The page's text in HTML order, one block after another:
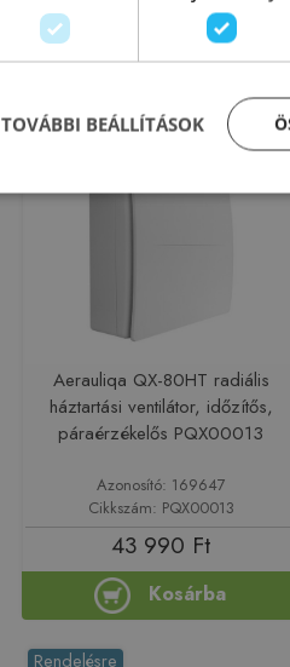
Rendelésre
Aerauliqa QX-80HT radiális
háztartási ventilátor, időzítős,
páraérzékelős PQX00013
Azonosító: 169647
Cikkszám: PQX00013
43 990 Ft
Kosárba
Rendelésre
TOVÁBBI BEÁLLÍTÁSOK